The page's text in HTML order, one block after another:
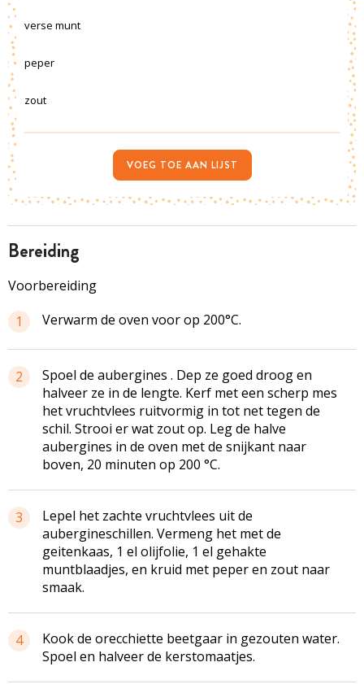
bereiding
Voorbereiding
1
Verwarm de oven voor op 200°C.
2
Spoel de aubergines . Dep ze goed droog en
halveer ze in de lengte. Kerf met een scherp mes
het vruchtvlees ruitvormig in tot net tegen de
schil. Strooi er wat zout op. Leg de halve
aubergines in de oven met de snijkant naar
boven, 20 minuten op 200 °C.
3
Lepel het zachte vruchtvlees uit de
aubergineschillen. Vermeng het met de
geitenkaas, 1 el olijfolie, 1 el gehakte
muntblaadjes, en kruid met peper en zout naar
smaak.
4
Kook de orecchiette beetgaar in gezouten water.
Spoel en halveer de kerstomaatjes.
verse munt
peper
zout
VOEG TOE AAN LIJST